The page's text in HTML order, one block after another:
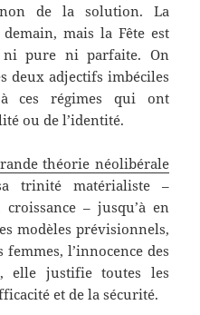
de la solution. La
mais la Fête est
pure ni parfaite. On
deux adjectifs imbéciles
ces régimes qui ont
ou de l’identité.
théorie néolibérale
trinité matérialiste –
– jusqu’à en
modèles prévisionnels,
l’innocence des
elle justifie toutes les
et de la sécurité.